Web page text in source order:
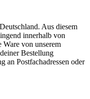
Aus diesem
innerhalb von
von unserem
Bestellung
an Postfachadressen oder